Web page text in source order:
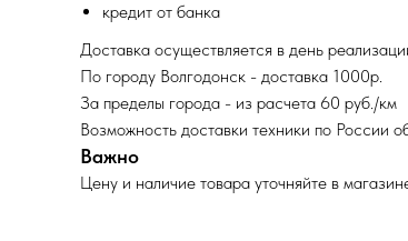
кредит от банка
Доставка осуществляется в день
По городу Волгодонск - доставка 1000р.
За пределы города - из расчета 60 руб./км
Возможность доставки техники по России
Важно
Цену и наличие товара уточняйте в